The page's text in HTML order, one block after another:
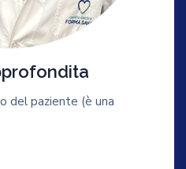
del paziente (è una